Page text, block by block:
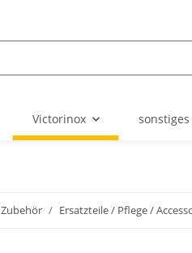
Victorinox sonstiges
Zubehör Ersatzteile / Pflege /